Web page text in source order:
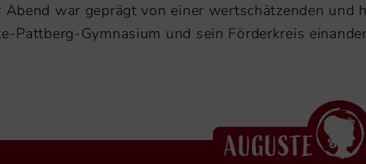
Abend war geprägt von einer wertschätzenden
Pattberg-Gymnasium und sein Förderkreis